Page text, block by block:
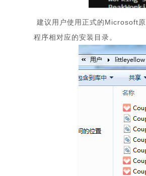
建议用户使用正式的Microsoft
程序相对应的安装目录。